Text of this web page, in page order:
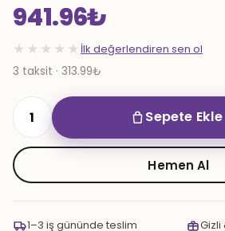
941.96₺
★★★★★ İlk değerlendiren sen ol
3 taksit · 313.99₺
OBLAKO
MONO
M
adet
Sepete Ekle
Hemen Al
1–3 iş gününde teslim
Gizli